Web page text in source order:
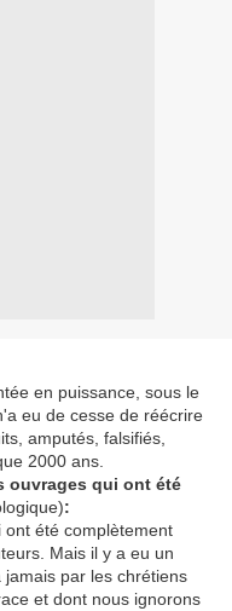
en puissance, sous le
eu de cesse de réécrire
amputés, falsifiés,
2000 ans.
ouvrages qui ont été
:
été complètement
Mais il y a eu un
par les chrétiens
et dont nous ignorons